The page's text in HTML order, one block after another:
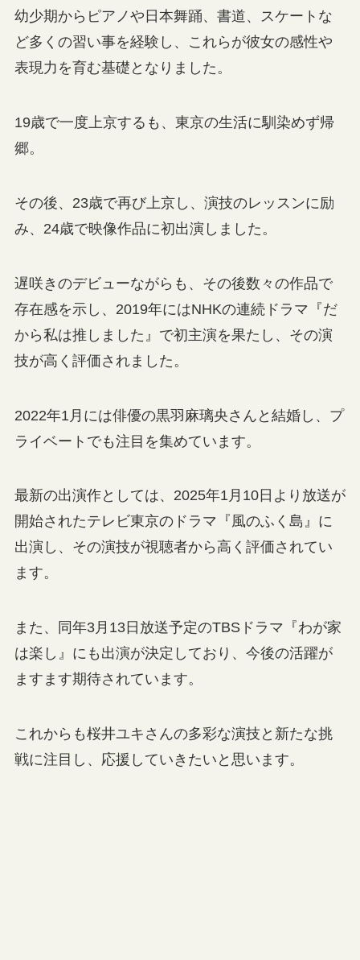
幼少期からピアノや日本舞踊、書道、スケートな
ど多くの習い事を経験し、これらが彼女の感性や
表現力を育む基礎となりました。
19歳で一度上京するも、東京の生活に馴染めず帰
郷。
その後、23歳で再び上京し、演技のレッスンに励
み、24歳で映像作品に初出演しました。
遅咲きのデビューながらも、その後数々の作品で
存在感を示し、2019年にはNHKの連続ドラマ『だ
から私は推しました』で初主演を果たし、その演
技が高く評価されました。
2022年1月には俳優の黒羽麻璃央さんと結婚し、プ
ライベートでも注目を集めています。
最新の出演作としては、2025年1月10日より放送が
開始されたテレビ東京のドラマ『風のふく島』に
出演し、その演技が視聴者から高く評価されてい
ます。
また、同年3月13日放送予定のTBSドラマ『わが家
は楽し』にも出演が決定しており、今後の活躍が
ますます期待されています。
これからも桜井ユキさんの多彩な演技と新たな挑
戦に注目し、応援していきたいと思います。